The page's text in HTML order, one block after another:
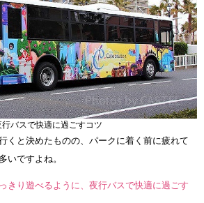
行バスで快適に過ごすコツ
くと決めたものの、パークに着く前に疲れて
いですよね。
きり遊べるように、夜行バスで快適に過ごす